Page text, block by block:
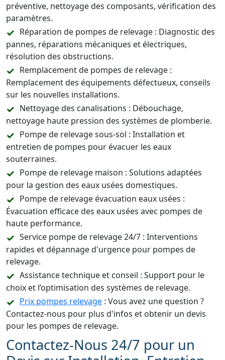
préventive, nettoyage des composants, vérification des
paramètres.
Réparation de pompes de relevage : Diagnostic des
pannes, réparations mécaniques et électriques,
résolution des obstructions.
Remplacement de pompes de relevage :
Remplacement des équipements défectueux, conseils
sur les nouvelles installations.
Nettoyage des canalisations : Débouchage,
nettoyage haute pression des systèmes de plomberie.
Pompe de relevage sous-sol : Installation et
entretien de pompes pour évacuer les eaux
souterraines.
Pompe de relevage maison : Solutions adaptées
pour la gestion des eaux usées domestiques.
Pompe de relevage évacuation eaux usées :
Évacuation efficace des eaux usées avec pompes de
haute performance.
Service pompe de relevage 24/7 : Interventions
rapides et dépannage d'urgence pour pompes de
relevage.
Assistance technique et conseil : Support pour le
choix et l’optimisation des systèmes de relevage.
Prix pompes relevage : Vous avez une question ?
Contactez-nous pour plus d'infos et obtenir un devis
pour les pompes de relevage.
Contactez-Nous 24/7 pour un